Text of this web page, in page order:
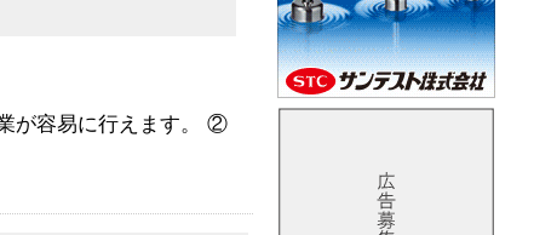
が容易に行えます。 ②